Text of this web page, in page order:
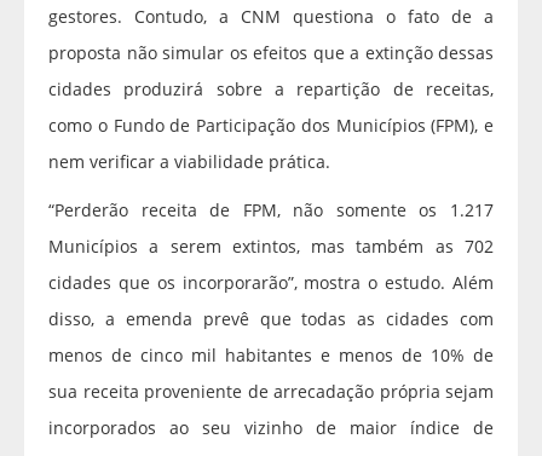
gestores. Contudo, a CNM questiona o fato de a
proposta não simular os efeitos que a extinção dessas
cidades produzirá sobre a repartição de receitas,
como o Fundo de Participação dos Municípios (FPM), e
nem verificar a viabilidade prática.
“Perderão receita de FPM, não somente os 1.217
Municípios a serem extintos, mas também as 702
cidades que os incorporarão”, mostra o estudo. Além
disso, a emenda prevê que todas as cidades com
menos de cinco mil habitantes e menos de 10% de
sua receita proveniente de arrecadação própria sejam
incorporados ao seu vizinho de maior índice de